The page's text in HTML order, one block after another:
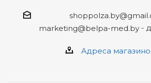
marketing@belpa-med.by-
Адреса